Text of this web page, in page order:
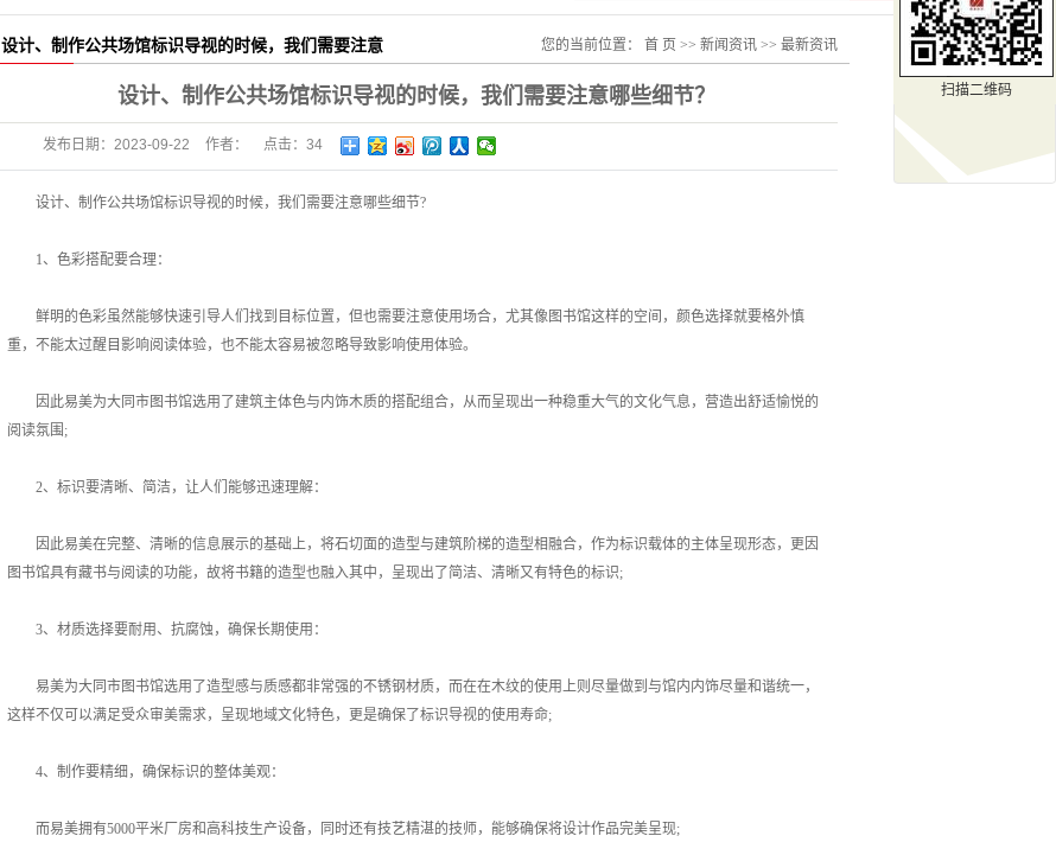
科室牌
座椅
设计、制作公共场馆标识导视的时候，我们需要注意 您的当前位置： 首 页 >> 新闻资讯 >> 最新资讯
设计、制作公共场馆标识导视的时候，我们需要注意哪些细节？
发布日期： 2023-09-22 作者： 点击： 34
设计、制作公共场馆标识导视的时候，我们需要注意哪些细节?
1、色彩搭配要合理：
鲜明的色彩虽然能够快速引导人们找到目标位置，但也需要注意使用场合，尤其像图书馆这样的空间，颜色选择就要格外慎
重，不能太过醒目影响阅读体验，也不能太容易被忽略导致影响使用体验。
因此易美为大同市图书馆选用了建筑主体色与内饰木质的搭配组合，从而呈现出一种稳重大气的文化气息，营造出舒适愉悦的
阅读氛围;
2、标识要清晰、简洁，让人们能够迅速理解：
因此易美在完整、清晰的信息展示的基础上，将石切面的造型与建筑阶梯的造型相融合，作为标识载体的主体呈现形态，更因
图书馆具有藏书与阅读的功能，故将书籍的造型也融入其中，呈现出了简洁、清晰又有特色的标识;
3、材质选择要耐用、抗腐蚀，确保长期使用：
易美为大同市图书馆选用了造型感与质感都非常强的不锈钢材质，而在在木纹的使用上则尽量做到与馆内内饰尽量和谐统一，
这样不仅可以满足受众审美需求，呈现地域文化特色，更是确保了标识导视的使用寿命;
4、制作要精细，确保标识的整体美观：
而易美拥有5000平米厂房和高科技生产设备，同时还有技艺精湛的技师，能够确保将设计作品完美呈现;
扫描二维码